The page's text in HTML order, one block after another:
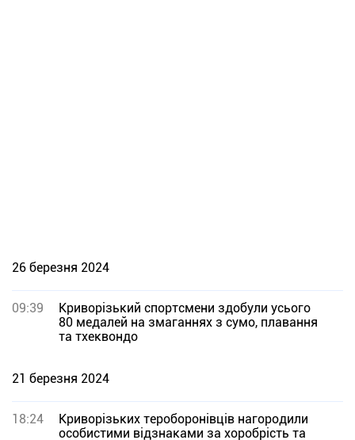
26 березня 2024
09:39
Криворiзький спортсмени здобули усього
80 медалей на змаганнях з сумо, плавання
та тхеквондо
21 березня 2024
18:24
Криворізьких тероборонівців нагородили
особистими відзнаками за хоробрість та